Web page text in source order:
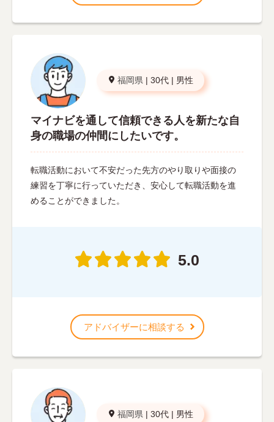
福岡県 | 30代 | 男性
マイナビを通して信頼できる人を新たな自
身の職場の仲間にしたいです。
転職活動において不安だった先方のやり取りや面接の
練習を丁寧に行っていただき、安心して転職活動を進
めることができました。
5.0
アドバイザーに相談する
福岡県 | 30代 | 男性